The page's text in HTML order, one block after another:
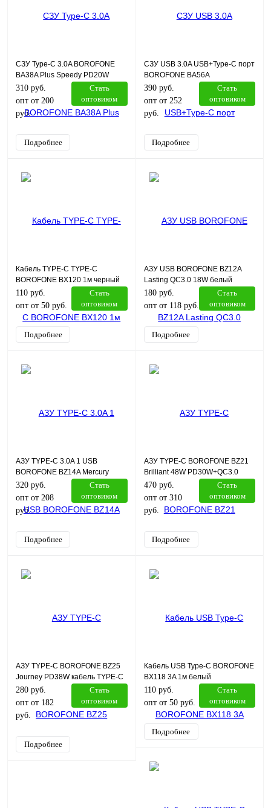
СЗУ Type-C 3.0A BOROFONE
BA38A Plus Speedy PD20W
кабель Apple 8 Pin белый
310 руб.
опт от 200
руб.
Стать
оптовиком
Подробнее
СЗУ USB 3.0A USB+Type-C порт
BOROFONE BA56A
PD20W+QC3.0 кабель Lightning
8Pin белый
390 руб.
опт от 252
руб.
Стать
оптовиком
Подробнее
Кабель TYPE-C TYPE-C
BOROFONE BX120 1м черный
110 руб.
опт от 50 руб.
Стать
оптовиком
Подробнее
АЗУ USB BOROFONE BZ12A
Lasting QC3.0 18W белый
180 руб.
опт от 118 руб.
Стать
оптовиком
Подробнее
АЗУ TYPE-C 3.0A 1 USB
BOROFONE BZ14A Mercury
PD20W+QC3.0 черный
320 руб.
опт от 208
руб.
Стать
оптовиком
Подробнее
АЗУ TYPE-C BOROFONE BZ21
Brilliant 48W PD30W+QC3.0
черный
470 руб.
опт от 310
руб.
Стать
оптовиком
Подробнее
АЗУ TYPE-C BOROFONE BZ25
Journey PD38W кабель TYPE-C
TYPE-C черный
280 руб.
опт от 182
руб.
Стать
оптовиком
Подробнее
Кабель USB Type-C BOROFONE
BX118 3A 1м белый
110 руб.
опт от 50 руб.
Стать
оптовиком
Подробнее